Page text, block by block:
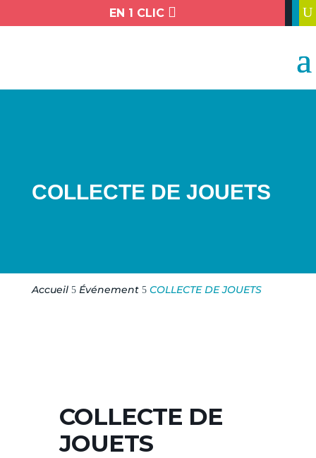
EN 1 CLIC  U
COLLECTE DE JOUETS
Accueil 5 Événement 5 COLLECTE DE JOUETS
COLLECTE DE
JOUETS